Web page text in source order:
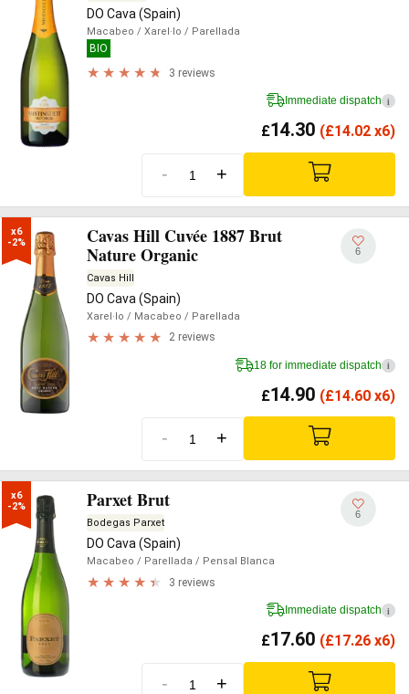
DO Cava (Spain)
Macabeo / Xarel·lo / Parellada
BIO
3 reviews
Immediate dispatch i
£14.30 (£14.02 x6)
- +
x6
-2%
Cavas Hill Cuvée 1887 Brut
Nature Organic
Cavas Hill
DO Cava (Spain)
Xarel·lo / Macabeo / Parellada
2 reviews
6
18 for immediate dispatch i
£14.90 (£14.60 x6)
- +
x6
-2%
Parxet Brut
Bodegas Parxet
DO Cava (Spain)
Macabeo / Parellada / Pensal Blanca
3 reviews
6
Immediate dispatch i
£17.60 (£17.26 x6)
- +